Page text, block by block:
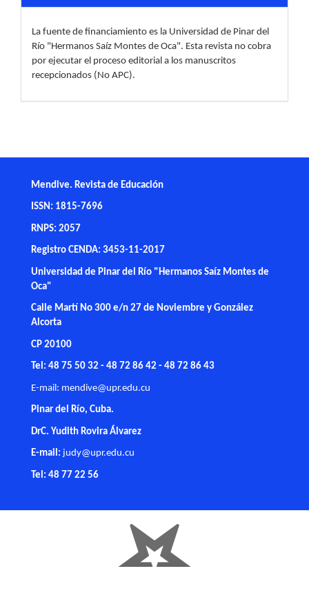
La fuente de financiamiento es la Universidad de Pinar del
Río "Hermanos Saíz Montes de Oca". Esta revista no cobra
por ejecutar el proceso editorial a los manuscritos
recepcionados (No APC).
Mendive. Revista de Educación
ISSN: 1815-7696
RNPS: 2057
Registro CENDA: 3453-11-2017
Universidad de Pinar del Río "Hermanos Saíz Montes de
Oca"
Calle Martí No 300 e/n 27 de Noviembre y González
Alcorta
CP 20100
Tel: 48 75 50 32 - 48 72 86 42 - 48 72 86 43
E-mail: mendive@upr.edu.cu
Pinar del Río, Cuba.
DrC. Yudith Rovira Álvarez
E-mail: judy@upr.edu.cu
Tel: 48 77 22 56